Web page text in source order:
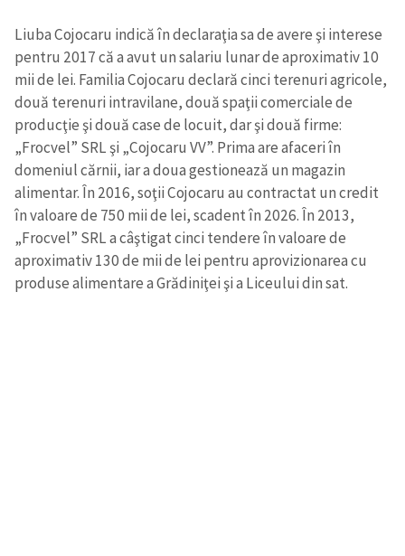
Liuba Cojocaru indică în declaraţia sa de avere şi interese
pentru 2017 că a avut un salariu lunar de aproximativ 10
mii de lei. Familia Cojocaru declară cinci terenuri agricole,
două terenuri intravilane, două spaţii comerciale de
producţie şi două case de locuit, dar şi două firme:
„Frocvel” SRL şi „Cojocaru VV”. Prima are afaceri în
domeniul cărnii, iar a doua gestionează un magazin
alimentar. În 2016, soţii Cojocaru au contractat un credit
în valoare de 750 mii de lei, scadent în 2026. În 2013,
„Frocvel” SRL a câştigat cinci tendere în valoare de
aproximativ 130 de mii de lei pentru aprovizionarea cu
produse alimentare a Grădiniţei şi a Liceului din sat.